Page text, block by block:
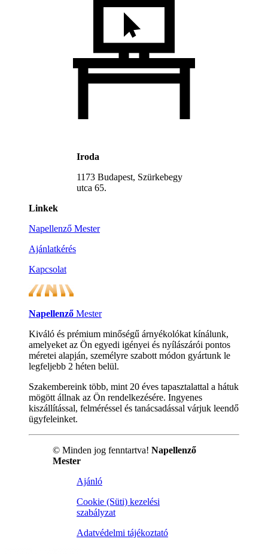
Iroda
1173 Budapest, Szürkebegy
utca 65.
Linkek
Napellenző Mester
Ajánlatkérés
Kapcsolat
Napellenző Mester
Kiváló és prémium minőségű árnyékolókat kínálunk,
amelyeket az Ön egyedi igényei és nyílászárói pontos
méretei alapján, személyre szabott módon gyártunk le
legfeljebb 2 héten belül.
Szakembereink több, mint 20 éves tapasztalattal a hátuk
mögött állnak az Ön rendelkezésére. Ingyenes
kiszállítással, felméréssel és tanácsadással várjuk leendő
ügyfeleinket.
© Minden jog fenntartva! Napellenző
Mester
Ajánló
Cookie (Süti) kezelési
szabályzat
Adatvédelmi tájékoztató